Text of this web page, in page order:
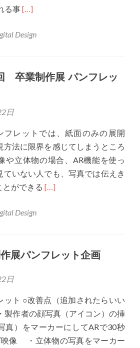
ン
ッ
ト
る事Read
about
級
レ
ッ
ト
（仮）
[…]
Design
卒業制作展 パンフレッ
日
レットでは、紙面のみの展開
方法に限界を感じてしまうところ
立体物の場合、AR機能を使っ
ていない人でも、写真では伝えき
とができる Read
33
業
制
展
[…]
Design
展パンフレット企画
日
ット ○改善点（追加されたらいい
作者の顔写真（アイコン）の挿
）をマーカーにしてARで30秒
映像 ・立体物の写真をマーカー